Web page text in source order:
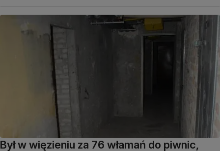
Był w więzieniu za 76 włamań do piwnic,